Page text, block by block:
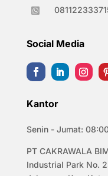

Social Media
Kantor
Senin - Jumat:
PT CAKRAWALA
Industrial Park No.